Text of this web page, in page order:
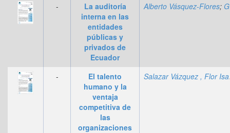
-
La auditoría
interna en las
entidades
públicas y
privados de
Ecuador
Alberto Vásquez-Flores; Gonzalo Chávez-Cruz
-
El talento
humano y la
ventaja
competitiva de
las
organizaciones